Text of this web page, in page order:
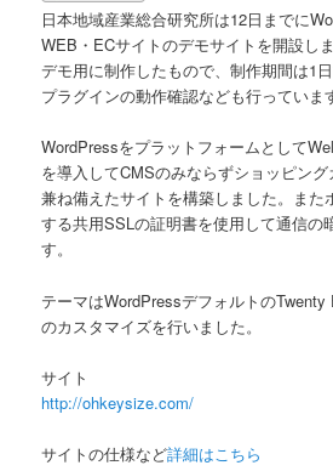
日本地域産業総合研究所は12日までに
WEB・ECサイトのデモサイトを開設し
デモ用に制作したもので、制作期間は1
プラグインの動作確認なども行っていま
WordPressをプラットフォームとして
を導入してCMSのみならずショッピン
兼ね備えたサイトを構築しました。また
する共用SSLの証明書を使用して通信の
す。
テーマはWordPressデフォルトの
のカスタマイズを行いました。
サイト
http://ohkeysize.com/
サイトの仕様など詳細はこちら